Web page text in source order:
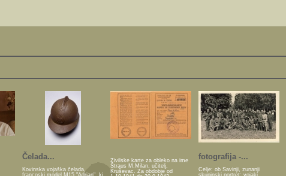
Čelada...
Kovinska vojaška čelada,
francoski model M15 "Adrian", ki
Živilske karte za obleko na ime
Štraus M.Milan, učitelj,
Kruševac. Za obdobje od
fotografija -...
Celje: ob Savinji, zunanji
skupinski portret: vojaki